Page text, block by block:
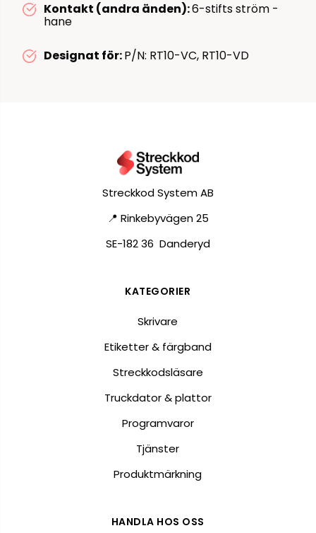
Kontakt (andra änden):6-stifts ström -
hane
Designat för:P/N: RT10-VC, RT10-VD
Streckkod System AB
📍 Rinkebyvägen 25
SE-182 36 Danderyd
KATEGORIER
Skrivare
Etiketter & färgband
Streckkodsläsare
Truckdator & plattor
Programvaror
Tjänster
Produktmärkning
HANDLA HOS OSS